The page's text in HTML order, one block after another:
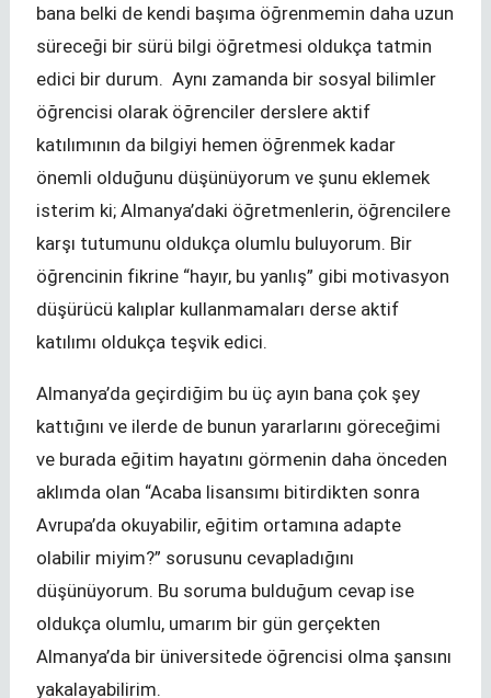
bana belki de kendi başıma öğrenmemin daha uzun
süreceği bir sürü bilgi öğretmesi oldukça tatmin
edici bir durum. Aynı zamanda bir sosyal bilimler
öğrencisi olarak öğrenciler derslere aktif
katılımının da bilgiyi hemen öğrenmek kadar
önemli olduğunu düşünüyorum ve şunu eklemek
isterim ki; Almanya’daki öğretmenlerin, öğrencilere
karşı tutumunu oldukça olumlu buluyorum. Bir
öğrencinin fikrine “hayır, bu yanlış” gibi motivasyon
düşürücü kalıplar kullanmamaları derse aktif
katılımı oldukça teşvik edici.
Almanya’da geçirdiğim bu üç ayın bana çok şey
kattığını ve ilerde de bunun yararlarını göreceğimi
ve burada eğitim hayatını görmenin daha önceden
aklımda olan “Acaba lisansımı bitirdikten sonra
Avrupa’da okuyabilir, eğitim ortamına adapte
olabilir miyim?” sorusunu cevapladığını
düşünüyorum. Bu soruma bulduğum cevap ise
oldukça olumlu, umarım bir gün gerçekten
Almanya’da bir üniversitede öğrencisi olma şansını
yakalayabilirim.